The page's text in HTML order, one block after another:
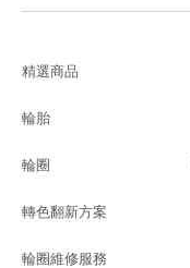
精選商品
輪胎
輪圈
轉色翻新方案
輪圈維修服務